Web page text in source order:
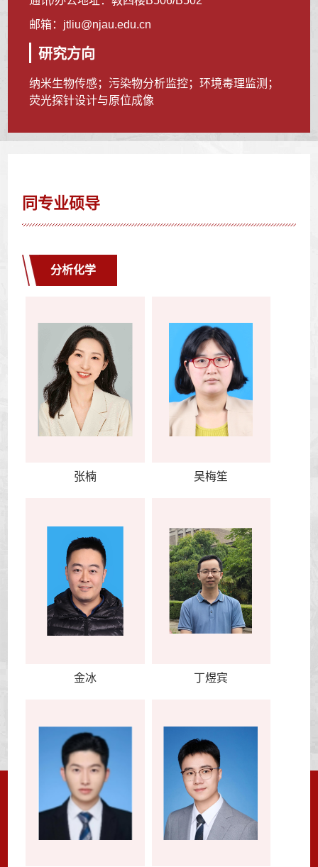
邮箱： jtliu@njau.edu.cn
研究方向
纳米生物传感；污染物分析监控；环境毒理监测；
荧光探针设计与原位成像
同专业硕导
分析化学
张楠 吴梅笙
金冰 丁煜宾